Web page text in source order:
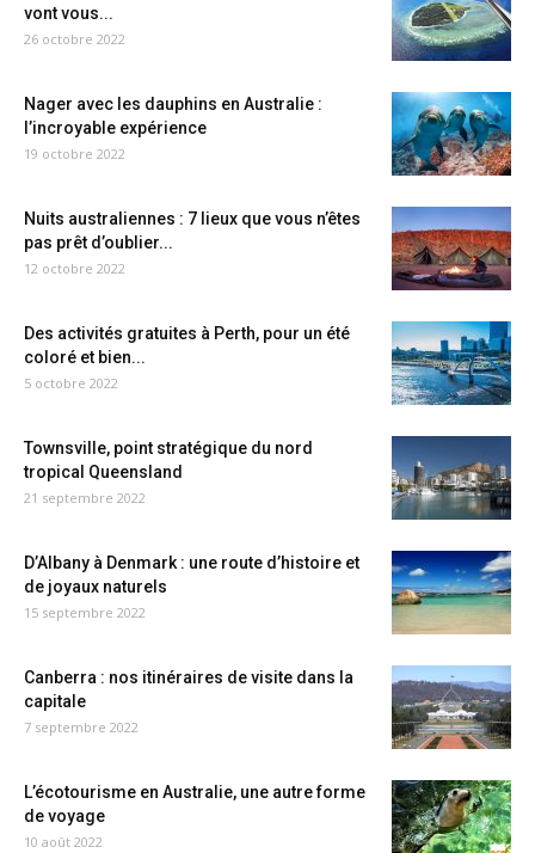
vont vous...
26 octobre 2022
Nager avec les dauphins en Australie :
l’incroyable expérience
19 octobre 2022
Nuits australiennes : 7 lieux que vous n’êtes
pas prêt d’oublier...
12 octobre 2022
Des activités gratuites à Perth, pour un été
coloré et bien...
5 octobre 2022
Townsville, point stratégique du nord
tropical Queensland
21 septembre 2022
D’Albany à Denmark : une route d’histoire et
de joyaux naturels
15 septembre 2022
Canberra : nos itinéraires de visite dans la
capitale
7 septembre 2022
L’écotourisme en Australie, une autre forme
de voyage
10 août 2022